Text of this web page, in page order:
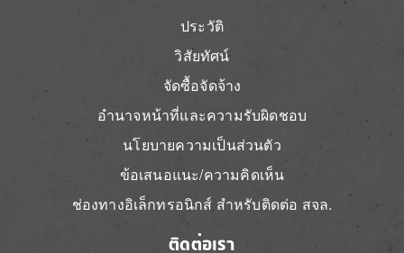
ประวัติ
วิสัยทัศน์
จัดซื้อจัดจ้าง
อำนาจหน้าที่และความรับผิดชอบ
นโยบายความเป็นส่วนตัว
ข้อเสนอแนะ/ความคิดเห็น
ช่องทางอิเล็กทรอนิกส์ สำหรับติดต่อ สจล.
ติดต่อเรา